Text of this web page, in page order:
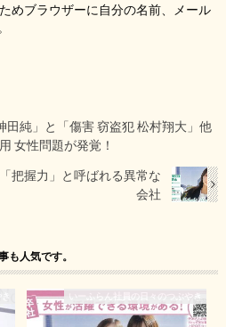
めブラウザーに自分の名前、メール
田純」と「傷害 窃盗犯 松村翔大」他
女性問題が発覚！
把握力」と呼ばれる異常な
会社
も人気です。
いーふらん社員の日々のつぶやき